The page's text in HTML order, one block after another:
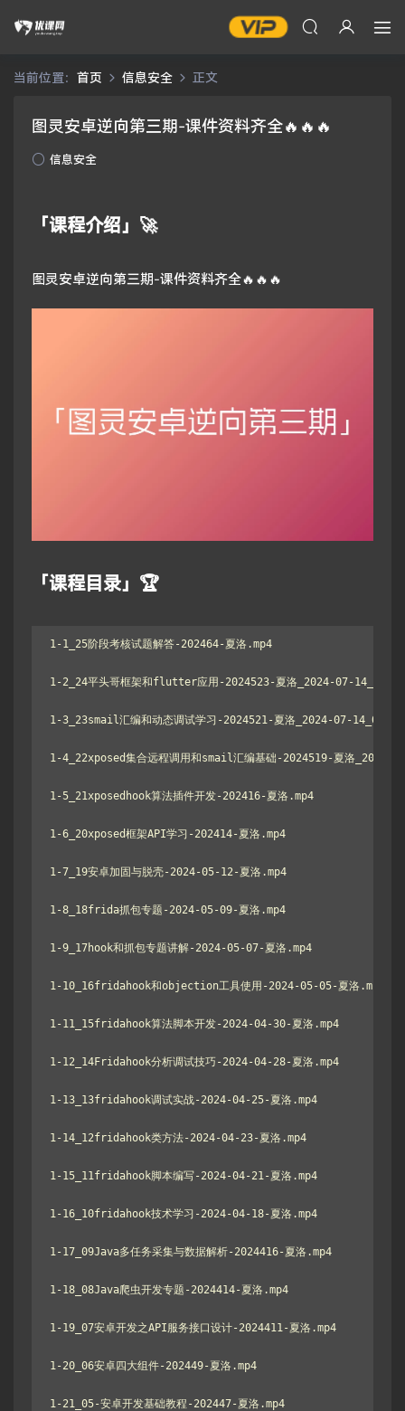
当前位置： 首页 信息安全 正文
图灵安卓逆向第三期-课件资料齐全🔥🔥🔥
信息安全
「课程介绍」🚀
图灵安卓逆向第三期-课件资料齐全🔥🔥🔥
「课程目录」🏆
1-1_25阶段考核试题解答-202464-夏洛.mp4
1-2_24平头哥框架和flutter应用-2024523-夏洛_2024-07-14_03-
1-3_23smail汇编和动态调试学习-2024521-夏洛_2024-07-14_03-
1-4_22xposed集合远程调用和smail汇编基础-2024519-夏洛_2024-
1-5_21xposedhook算法插件开发-202416-夏洛.mp4
1-6_20xposed框架API学习-202414-夏洛.mp4
1-7_19安卓加固与脱壳-2024-05-12-夏洛.mp4
1-8_18frida抓包专题-2024-05-09-夏洛.mp4
1-9_17hook和抓包专题讲解-2024-05-07-夏洛.mp4
1-10_16fridahook和objection工具使用-2024-05-05-夏洛.mp4
1-11_15fridahook算法脚本开发-2024-04-30-夏洛.mp4
1-12_14Fridahook分析调试技巧-2024-04-28-夏洛.mp4
1-13_13fridahook调试实战-2024-04-25-夏洛.mp4
1-14_12fridahook类方法-2024-04-23-夏洛.mp4
1-15_11fridahook脚本编写-2024-04-21-夏洛.mp4
1-16_10fridahook技术学习-2024-04-18-夏洛.mp4
1-17_09Java多任务采集与数据解析-2024416-夏洛.mp4
1-18_08Java爬虫开发专题-2024414-夏洛.mp4
1-19_07安卓开发之API服务接口设计-2024411-夏洛.mp4
1-20_06安卓四大组件-202449-夏洛.mp4
1-21_05-安卓开发基础教程-202447-夏洛.mp4